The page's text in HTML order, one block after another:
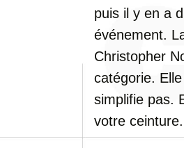
puis il y en a
événement.
Christopher
catégorie.
simplifie pas.
votre